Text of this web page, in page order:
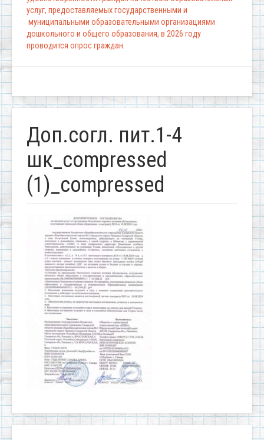
услуг, предоставляемых государственными и
муниципальными образовательными организациями
дошкольного и общего образования, в 2026 году
проводится опрос граждан.
Доп.согл. пит.1-4
шк_compressed
(1)_compressed